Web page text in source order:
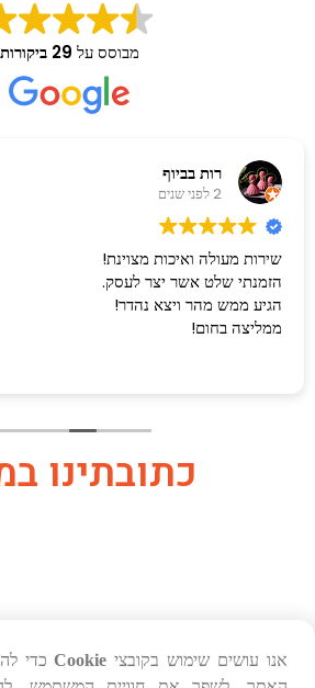
מבוסס על 29 ביקורות
רות בביוף
2 לפני שנים
שירות מעולה ואיכות מצוינת!
הזמנתי שלט אשר יצר לעסק.
הגיע ממש מהר ויצא נהדר!
ממליצה בחום!
כתובתינו
אנו עושים שימוש בקובצי Cookieכדי